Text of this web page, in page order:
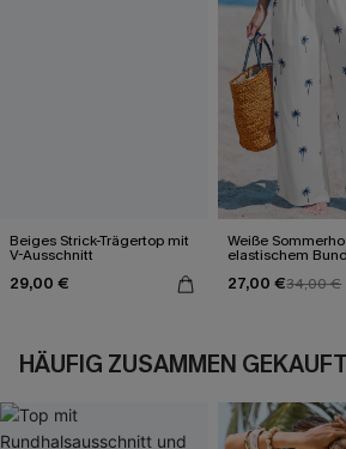
Beiges Strick-Trägertop mit
V-Ausschnitt
29,00 €
Weiße
elastischem
27,00 €34,00 €
HÄUFIG ZUSAMMEN GEKAUFT